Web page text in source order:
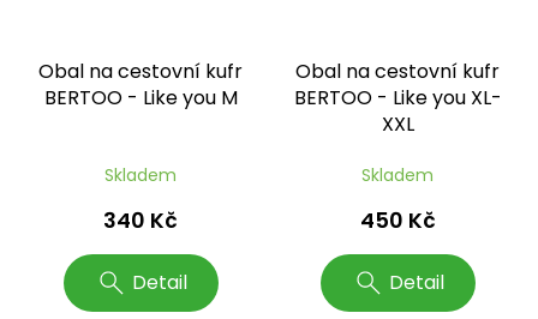
Obal na cestovní kufr
BERTOO - Like you M
Skladem
340 Kč
Detail
Obal na cestovní kufr
BERTOO - Like you XL-
XXL
Skladem
450 Kč
Detail